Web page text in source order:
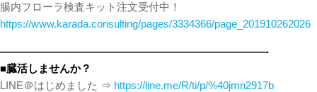
腸内フローラ検査キット注文受付中！
https://www.karada.consulting/pages/3334366/page_201910262026
—————————————————————————-
■臓活しませんか？
LINE＠はじめました ⇒ https://line.me/R/ti/p/%40jmn2917b